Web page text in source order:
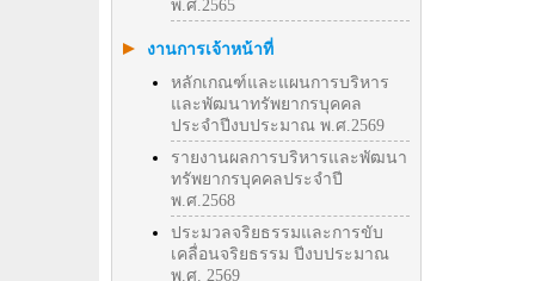
พ.ศ.2565
งานการเจ้าหน้าที่
หลักเกณฑ์และแผนการบริหาร
และพัฒนาทรัพยากรบุคคล
ประจำปีงบประมาณ พ.ศ.2569
รายงานผลการบริหารและพัฒนา
ทรัพยากรบุคคลประจำปี
พ.ศ.2568
ประมวลจริยธรรมและการขับ
เคลื่อนจริยธรรม ปีงบประมาณ
พ.ศ. 2569